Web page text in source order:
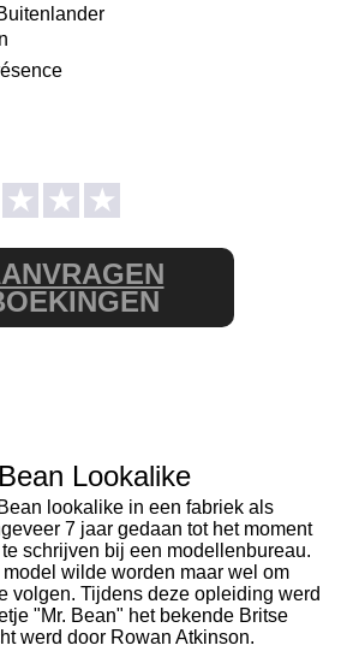
★ ★ ★
Lookalike
lookalike in een fabriek als
7 jaar gedaan tot het moment
schrijven bij een modellenbureau.
wilde worden maar wel om
volgen. Tijdens deze opleiding werd
"Mr. Bean" het bekende Britse
werd door Rowan Atkinson.